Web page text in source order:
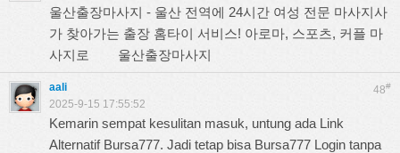
울산출장마사지 - 울산 전역에 24시간 여성 전문 마사지사
가 찾아가는 출장 홈타이 서비스! 아로마, 스포츠, 커플 마
사지로 울산출장마사지
48#
aali
2025-9-15 17:55:52
Kemarin sempat kesulitan masuk, untung ada Link
Alternatif Bursa777. Jadi tetap bisa Bursa777 Login tanpa